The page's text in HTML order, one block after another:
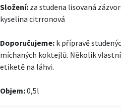
Složení: za studena lisovaná
kyselina citrronová
Doporučujeme: k přípravě
míchaných koktejlů. Několik
etiketě na láhvi.
Objem:0,5l